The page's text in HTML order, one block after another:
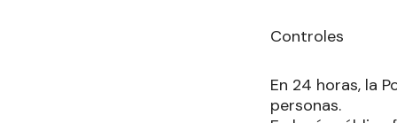
Controles
En 24 horas, la
personas.